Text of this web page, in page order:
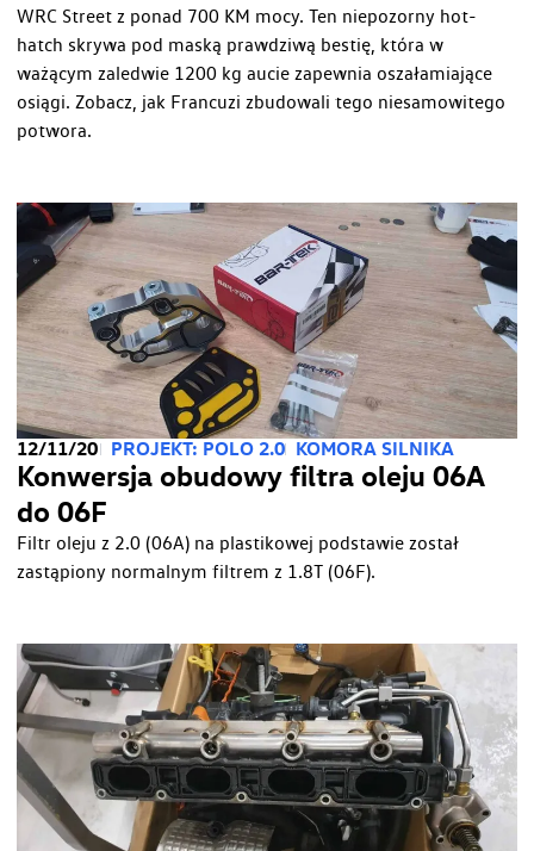
WRC Street z ponad 700 KM mocy. Ten niepozorny hot-
hatch skrywa pod maską prawdziwą bestię, która w
ważącym zaledwie 1200 kg aucie zapewnia oszałamiające
osiągi. Zobacz, jak Francuzi zbudowali tego niesamowitego
potwora.
12/11/20 PROJEKT: POLO 2.0 KOMORA SILNIKA
Konwersja obudowy filtra oleju 06A
do 06F
Filtr oleju z 2.0 (06A) na plastikowej podstawie został
zastąpiony normalnym filtrem z 1.8T (06F).